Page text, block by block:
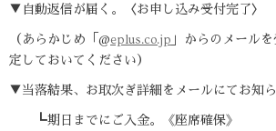
▼自動返信が届く。〈お申し込み受付完了〉
（あらかじめ「@eplus.co.jp 」からのメール
定しておいてください）
▼当落結果、お取次ぎ詳細をメールにてお知ら
┗期日までにご入金。《座席確保》